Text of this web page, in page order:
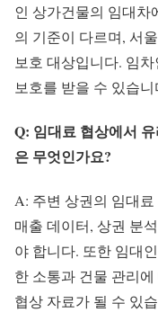
인 상가건물의 임대차
의 기준이 다르며, 서
보호 대상입니다. 임
보호를 받을 수 있습니
Q: 임대료 협상에서
은 무엇인가요?
A: 주변 상권의 임대
매출 데이터, 상권 분
야 합니다. 또한 임대
한 소통과 건물 관리
협상 자료가 될 수 있